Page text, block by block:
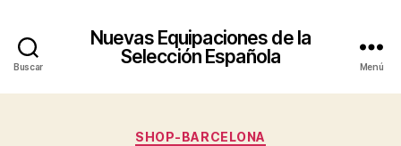
Buscar
Nuevas Equipaciones de la
Selección Española
Menú
Categorías
SHOP-BARCELONA